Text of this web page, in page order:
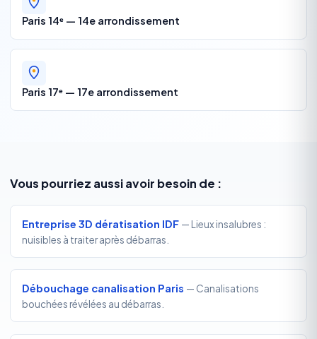
Paris 14ᵉ — 14e arrondissement
Paris 17ᵉ — 17e arrondissement
Vous pourriez aussi avoir besoin de :
Entreprise 3D dératisation IDF — Lieux insalubres :
nuisibles à traiter après débarras.
Débouchage canalisation Paris — Canalisations
bouchées révélées au débarras.